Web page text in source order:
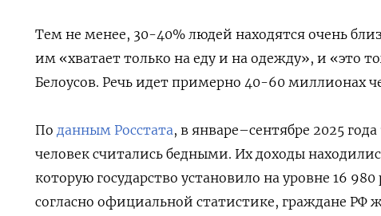
Тем не менее, 30-40% людей находятся очень
им «хватает только на еду и на одежду», и «это
Белоусов. Речь идет примерно 40-60 миллионах
По данным Росстата, в январе–сентябре 2025
человек считались бедными. Их доходы
которую государство установило на уровне 16
согласно официальной статистике, граждане РФ